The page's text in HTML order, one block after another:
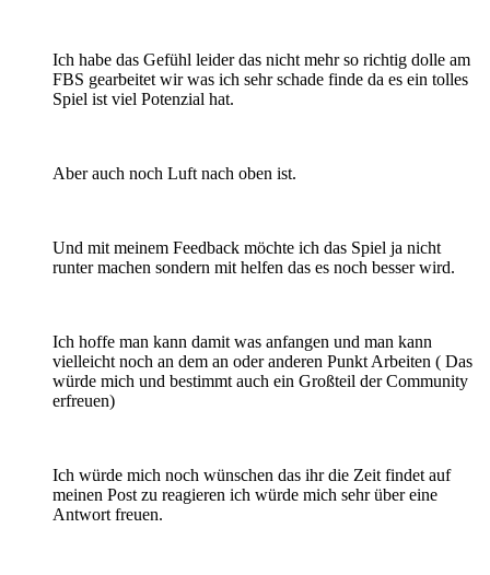
Ich habe das Gefühl leider das nicht mehr so richtig dolle am
FBS gearbeitet wir was ich sehr schade finde da es ein tolles
Spiel ist viel Potenzial hat.
Aber auch noch Luft nach oben ist.
Und mit meinem Feedback möchte ich das Spiel ja nicht
runter machen sondern mit helfen das es noch besser wird.
Ich hoffe man kann damit was anfangen und man kann
vielleicht noch an dem an oder anderen Punkt Arbeiten ( Das
würde mich und bestimmt auch ein Großteil der Community
erfreuen)
Ich würde mich noch wünschen das ihr die Zeit findet auf
meinen Post zu reagieren ich würde mich sehr über eine
Antwort freuen.